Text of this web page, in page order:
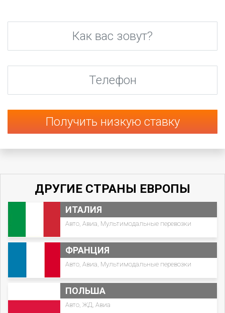
ДРУГИЕ СТРАНЫ ЕВРОПЫ
ИТАЛИЯ
Авто, Авиа, Мультимодальные перевозки
ФРАНЦИЯ
Авто, Авиа, Мультимодальные перевозки
ПОЛЬША
Авто, ЖД, Авиа